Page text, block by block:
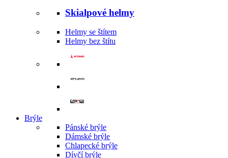
Skialpové helmy
Helmy se štítem
Helmy bez štítu
Brýle
Pánské brýle
Dámské brýle
Chlapecké brýle
Dívčí brýle